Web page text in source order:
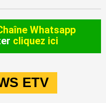
Whatsapp
cliquez ici
ETV